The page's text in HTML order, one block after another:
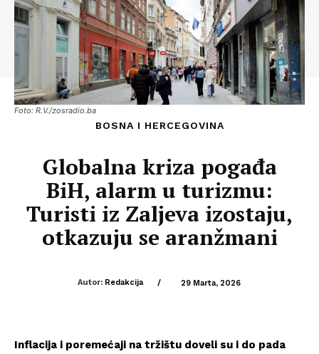
Foto: R.V./zosradio.ba
BOSNA I HERCEGOVINA
Globalna kriza pogađa
BiH, alarm u turizmu:
Turisti iz Zaljeva izostaju,
otkazuju se aranžmani
Autor: Redakcija / 29 Marta, 2026
Inflacija i poremećaji na tržištu doveli su i do pada